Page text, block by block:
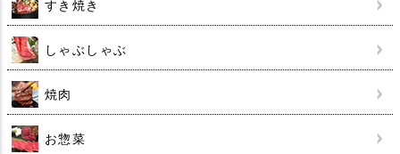
すき焼き
しゃぶしゃぶ
焼肉
お惣菜